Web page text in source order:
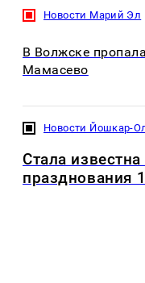
Новости Марий Эл
В Волжске
Мамасево
Новости Йошкар-
Стала
празднования